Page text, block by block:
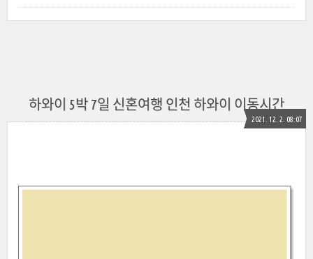
하와이 5박 7일 신혼여행 인천 하와이 이동시간
2021. 12. 2. 08:07